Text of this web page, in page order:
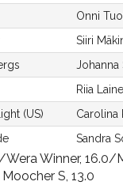
Onni
Siiri
Johanna
Riia Laine
(US) Carolina
Sandra
Wera Winner, 16.0/
Moocher S, 13.0